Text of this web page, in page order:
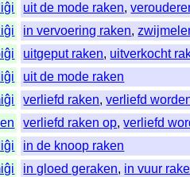
uit de mode raken,
in vervoering raken,
uitgeput raken, uitverkocht
uit de mode raken
verliefd raken,verliefd
verliefd raken op,verliefd
in de knoop raken
in gloed geraken, in vuur